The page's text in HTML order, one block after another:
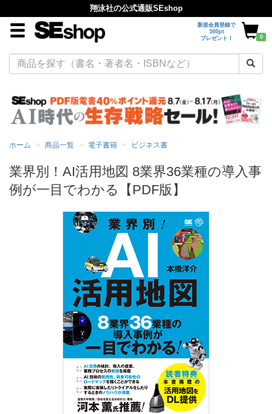
翔泳社の公式通販SEshop
新規会員登録で
500pt
プレゼント！
0
ホーム 商品一覧 電子書籍 ビジネス書
業界別！AI活用地図 8業界36業種の導入事
例が一目でわかる【PDF版】